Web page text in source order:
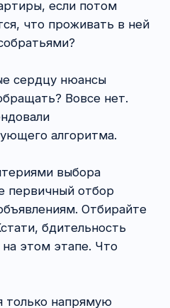
Вопрос № 1
хоть
месте.
100 000
всего,
Сделка
При
не получит
размере.
ситуацию
задатка.
вопрос.